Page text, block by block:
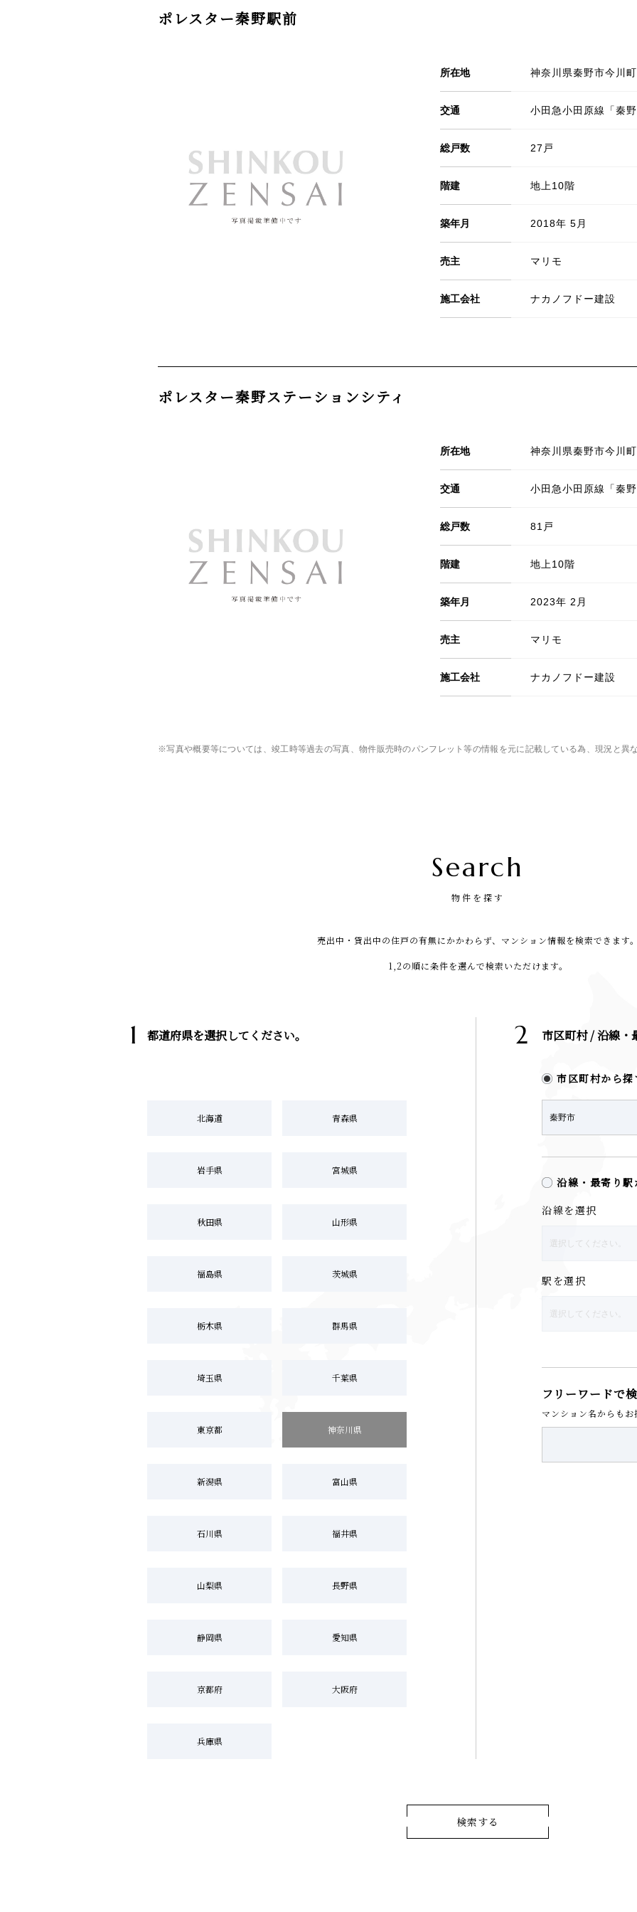
ポレスター秦野駅前
所在地 神奈川県秦野市今川
交通 小田急小田原線「秦
総戸数 27戸
階建 地上10階
築年月 2018年 5月
売主 マリモ
施工会社 ナカノフドー建設
ポレスター秦野ステーションシティ
所在地 神奈川県秦野市今川
交通 小田急小田原線「秦
総戸数 81戸
階建 地上10階
築年月 2023年 2月
売主 マリモ
施工会社 ナカノフドー建設
※写真や概要等については、竣工時等過去の写真、物件販売時のパンフレット等の情報を元に記載している為、現況と異
Search
物件を探す
売出中・貸出中の住戸の有無にかかわらず、マンション情報を検索できます。
1,2の順に条件を選んで検索いただけます。
1 都道府県を選択してください。
北海道 青森県
岩手県 宮城県
秋田県 山形県
福島県 茨城県
栃木県 群馬県
埼玉県 千葉県
東京都 神奈川県
新潟県 富山県
石川県 福井県
山梨県 長野県
静岡県 愛知県
京都府 大阪府
兵庫県
2 市区町村 / 沿線・
市区町村から探
沿線・最寄り駅
沿線を選択
駅を選択
フリーワードで
マンション名からもお
検索する